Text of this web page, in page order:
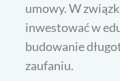
umowy. W
inwestować w
budowanie
zaufaniu.